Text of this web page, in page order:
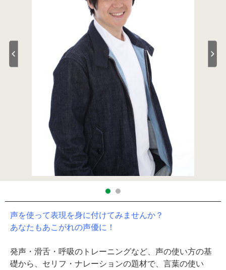
声を使って表現を身に付けてみませんか？
あなたもあこがれの声優に！
発声・滑舌・呼吸のトレーニングなど、声の使い方の基
礎から、セリフ・ナレーションの題材で、言葉の使い